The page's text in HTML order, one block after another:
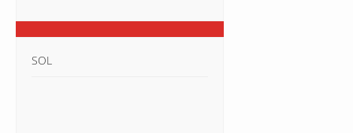
SOL